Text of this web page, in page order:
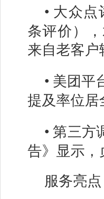
• 大众点
条评价）
来自老客户
• 美团平
提及率位居
• 第三方
告》显示
服务亮点